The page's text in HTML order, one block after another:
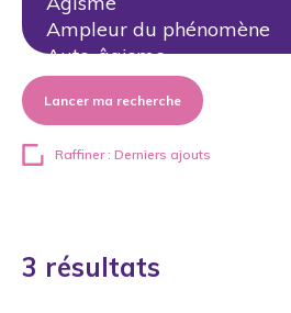
Lancer ma recherche
Raffiner : Derniers ajouts
3 résultats